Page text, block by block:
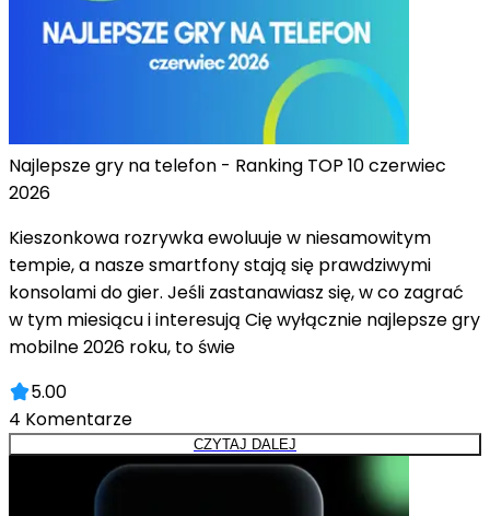
Najlepsze gry na telefon - Ranking TOP 10 czerwiec
2026
Kieszonkowa rozrywka ewoluuje w niesamowitym
tempie, a nasze smartfony stają się prawdziwymi
konsolami do gier. Jeśli zastanawiasz się, w co zagrać
w tym miesiącu i interesują Cię wyłącznie najlepsze gry
mobilne 2026 roku, to świe
5.00
4 Komentarze
CZYTAJ DALEJ